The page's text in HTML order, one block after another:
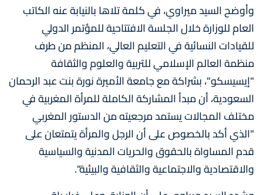
وأوضح السيد ميراوي، في كلمة تلاها بالنيابة عنه الكاتب
العام للوزارة خلال الجلسة الافتتاحية للمؤتمر الدولي
للقيادات النسائية في التعليم العالي، المنظم من طرف
منظمة العالم الإسلامي للتربية والعلوم والثقافة
"إيسيسكو"، بشراكة مع جامعة الأميرة نورة بنت عبد الرحمان
السعودية، أن مبدأ المشاركة الكاملة للمرأة المغربية في
مختلف المجالات يستمد مرجعيته من الدستور المغربي
"الذي أكد بالخصوص على أن الرجل والمرأة يتمتعان على
قدم المساواة بالحقوق والحريات المدنية والسياسية
والاقتصادية والاجتماعية والثقافية والبيئية".